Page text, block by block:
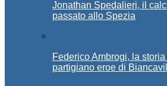
Jonathan Spedalieri, il
passato allo Spezia
Federico Ambrogi, la
partigiano eroe di